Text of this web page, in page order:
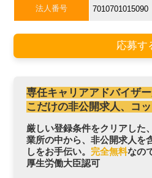
法人番号 7010701015090
応募す
専任キャリアアドバイザ
こだけの非公開求人、コ
厳しい登録条件をクリアした
業所の中から、非公開求人を
しをお手伝い。 完全無料なの
厚生労働大臣認可